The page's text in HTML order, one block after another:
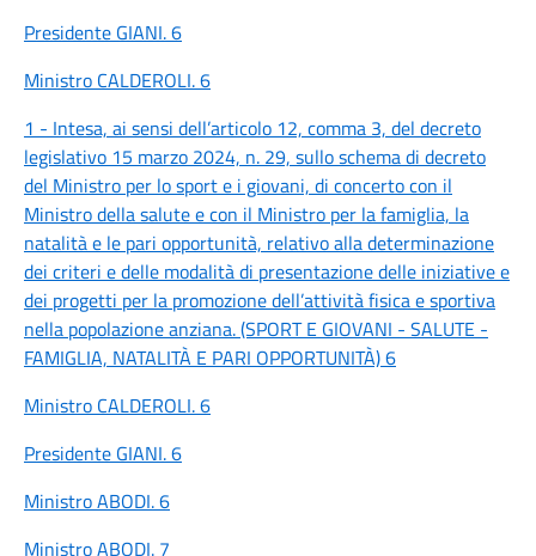
Presidente GIANI. 6
Ministro CALDEROLI. 6
1 - Intesa, ai sensi dell’articolo 12, comma 3, del decreto
legislativo 15 marzo 2024, n. 29, sullo schema di decreto
del Ministro per lo sport e i giovani, di concerto con il
Ministro della salute e con il Ministro per la famiglia, la
natalità e le pari opportunità, relativo alla determinazione
dei criteri e delle modalità di presentazione delle iniziative e
dei progetti per la promozione dell’attività fisica e sportiva
nella popolazione anziana. (SPORT E GIOVANI - SALUTE -
FAMIGLIA, NATALITÀ E PARI OPPORTUNITÀ) 6
Ministro CALDEROLI. 6
Presidente GIANI. 6
Ministro ABODI. 6
Ministro ABODI. 7